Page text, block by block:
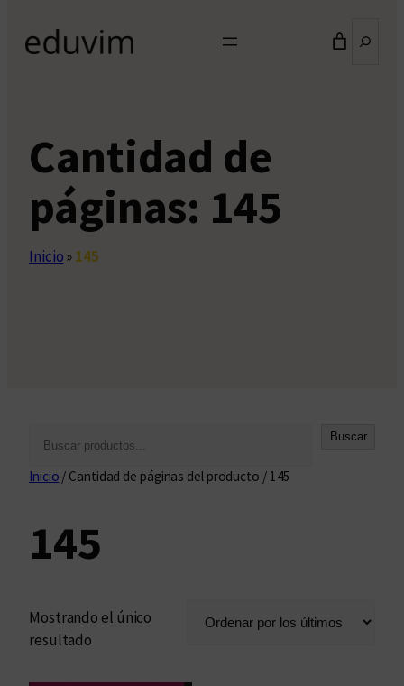
Cantidad de
páginas: 145
Inicio»145
s
Buscar
Inicio / Cantidad de páginas del producto / 145
145
Mostrando el único
resultado